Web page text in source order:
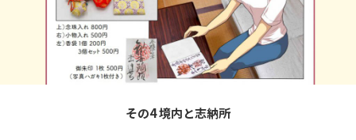
その4 境内と志納所